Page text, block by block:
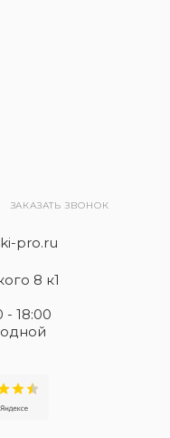
ЗАКАЗАТЬ ЗВОНОК
pro.ru
8 к1
18:00